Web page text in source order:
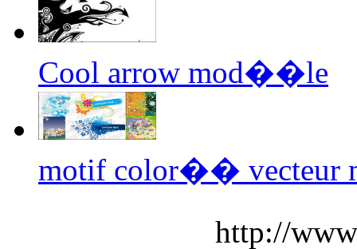
Cool arrow mod��le
motif color��
http://